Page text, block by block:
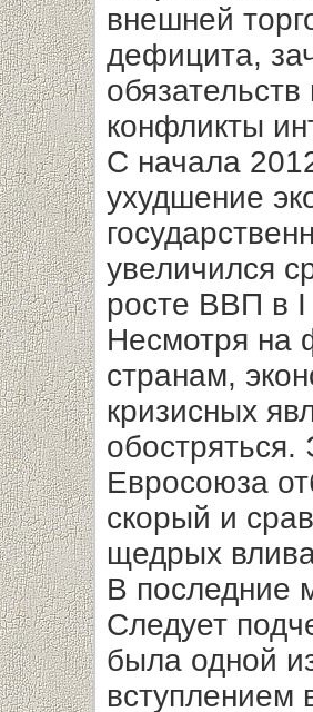
внешней
дефицита,
конфликты
С начала
ухудшение
увеличился
росте ВВП в I
Несмотря на
странам,
кризисных
Евросоюза
скорый и
щедрых
В последние
Следует
была одной
вступлением